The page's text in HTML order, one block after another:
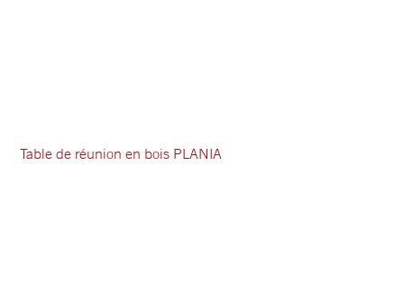
Table de réunion en bois PLANIA